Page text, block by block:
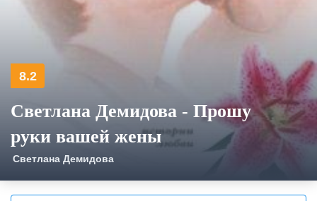
8.2
Светлана Демидова - Прошу
руки вашей жены
Светлана Демидова